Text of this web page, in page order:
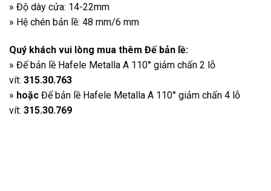
» Độ dày cửa: 14-22mm
» Hệ chén bản lề: 48 mm/6 mm
Quý khách vui lòng mua thêm Đế bản lề:
» Đế bản lề Hafele Metalla A 110° giảm chấn 2 lỗ
vít: 315.30.763
» hoặc Đế bản lề Hafele Metalla A 110° giảm chấn 4 lỗ
vít: 315.30.769